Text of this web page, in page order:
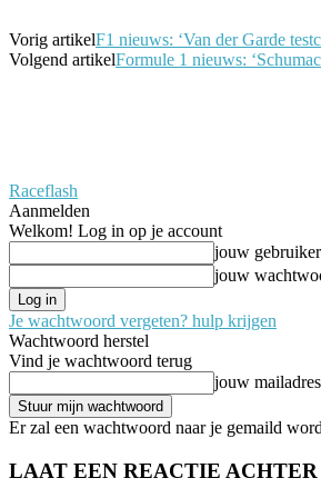
Vorig artikelF1 nieuws: ‘Van der Garde
Volgend artikelFormule 1 nieuws:
Raceflash
Aanmelden
Welkom! Log in op je account
jouw
jouw
Je wachtwoord vergeten? hulp krijgen
Wachtwoord herstel
Vind je wachtwoord terug
jouw mailadres
Er zal een wachtwoord naar je gemaild
LAAT EEN REACTIE ACHTER